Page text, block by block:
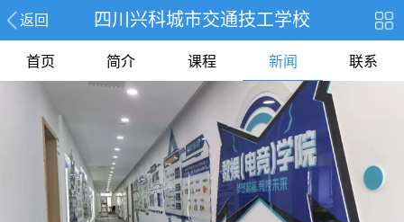
返回 四川兴科城市交通技工学校
首页 简介 课程 新闻 联系